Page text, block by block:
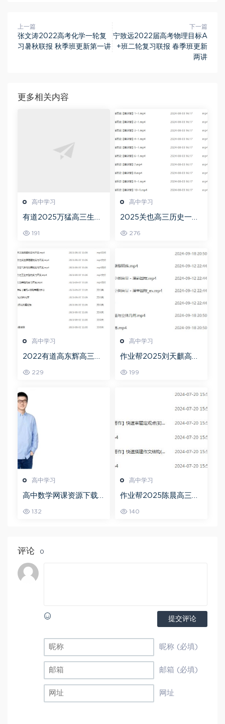
上一篇
张文涛2022高考化学一轮复
习暑秋联报 秋季班更新第一讲
下一篇
宁致远2022届高考物理目标A
+班二轮复习联报 春季班更新
两讲
更多相关内容
高中学习
有道2025万猛高三生物
教程
191
高中学习
2025关也高三历史一轮
教程
276
高中学习
2022有道高东辉高三化
频教程+讲义+点睛班
229
高中学习
作业帮2025刘天麒高二
199
高中学习
高中数学网课资源下载
数学秋季班
132
高中学习
作业帮2025陈晨高三语
班
140
评论 0
提交评论
昵称 (必填)
邮箱 (必填)
网址